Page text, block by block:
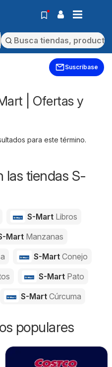
Suscríbase
| Ofertas y
para este término.
las tiendas S-
S-Mart Libros
Mart Manzanas
S-Mart Conejo
S-Mart Pato
S-Mart Cúrcuma
populares